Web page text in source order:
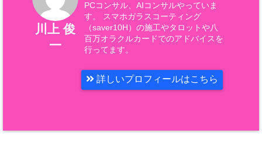
川上 俊
一
PCコンサル、AIコンサルやっていま
す。 スマホガラスコーティング
（saver10H）の施工やタロットや八
百万オラクルカードでのアドバイスを
行ってます。
詳しいプロフィールはこちら